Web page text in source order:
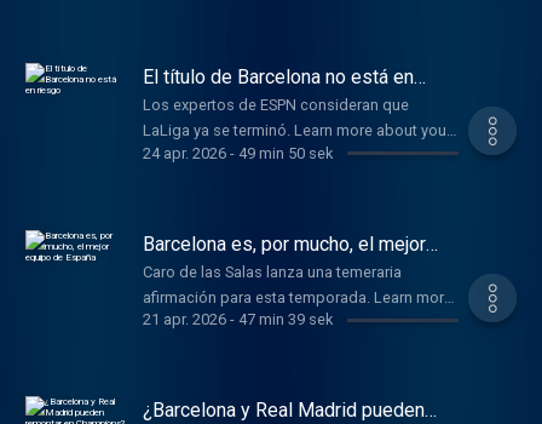
El título de Barcelona no está en
riesgo
Los expertos de ESPN consideran que
LaLiga ya se terminó. Learn more about your
ad choices. Visit
24 apr. 2026- 49 min 50 sek
Barcelona es, por mucho, el mejor
equipo de España
Caro de las Salas lanza una temeraria
afirmación para esta temporada. Learn more
about your ad choices. Visit
21 apr. 2026- 47 min 39 sek
¿Barcelona y Real Madrid pueden